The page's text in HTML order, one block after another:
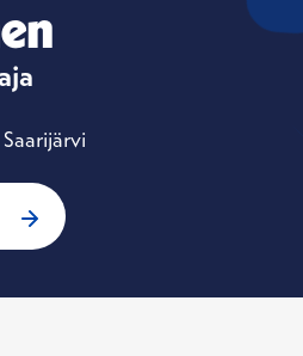
K Korhonen, Vastaava